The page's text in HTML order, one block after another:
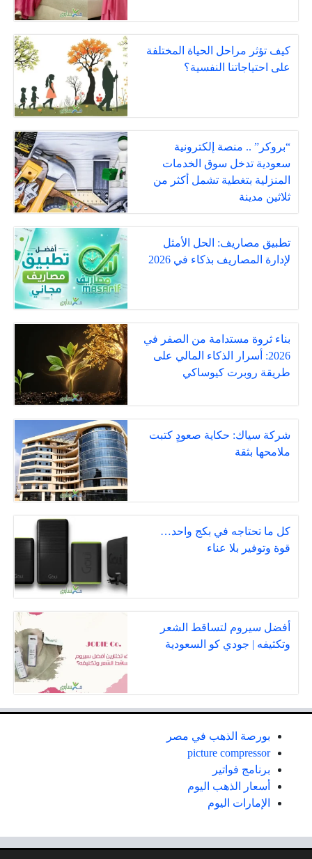
كيف تؤثر مراحل الحياة المختلفة
على احتياجاتنا النفسية؟
“بروكر” .. منصة إلكترونية
سعودية تدخل سوق الخدمات
المنزلية بتغطية تشمل أكثر من
ثلاثين مدينة
تطبيق مصاريف: الحل الأمثل
لإدارة المصاريف بذكاء في 2026
بناء ثروة مستدامة من الصفر في
2026: أسرار الذكاء المالي على
طريقة روبرت كيوساكي
شركة سياك: حكاية صعودٍ كتبت
ملامحها بثقة
كل ما تحتاجه في بكج واحد…
قوة وتوفير بلا عناء
أفضل سيروم لتساقط الشعر
وتكثيفه | جودي كو السعودية
بورصة الذهب في مصر
picture compressor
برنامج فواتير
أسعار الذهب اليوم
الإمارات اليوم